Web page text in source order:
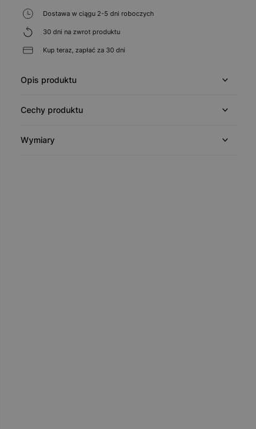
Dostawa w ciągu 2-5 dni roboczych
30 dni na zwrot produktu
Kup teraz, zapłać za 30 dni
Opis produktu
Cechy produktu
Wymiary